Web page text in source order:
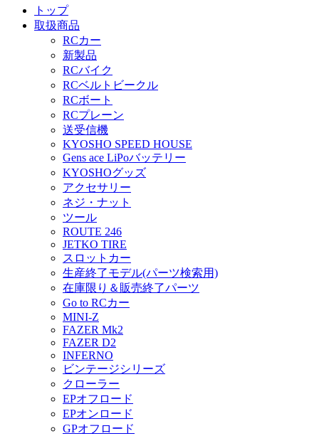
トップ
取扱商品
RCカー
新製品
RCバイク
RCベルトビークル
RCボート
RCプレーン
送受信機
KYOSHO SPEED HOUSE
Gens ace LiPoバッテリー
KYOSHOグッズ
アクセサリー
ネジ・ナット
ツール
ROUTE 246
JETKO TIRE
スロットカー
生産終了モデル(パーツ検索用)
在庫限り＆販売終了パーツ
Go to RCカー
MINI-Z
FAZER Mk2
FAZER D2
INFERNO
ビンテージシリーズ
クローラー
EPオフロード
EPオンロード
GPオフロード